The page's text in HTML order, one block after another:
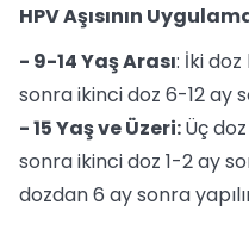
HPV Aşısının
- 9-14 Yaş Arası: İki
sonra ikinci doz 6-12 ay
- 15 Yaş ve Üzeri:Üç
sonra ikinci doz 1-2 ay
dozdan 6 ay sonra